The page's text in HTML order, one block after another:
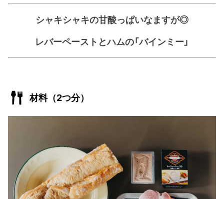
シャキシャキの甘酸っぱいなますが◎
レバーペーストとハムの「バインミー」
材料（2つ分）